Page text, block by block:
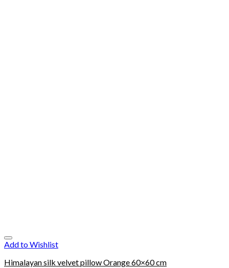
Add to Wishlist
Himalayan silk velvet pillow Orange 60×60 cm